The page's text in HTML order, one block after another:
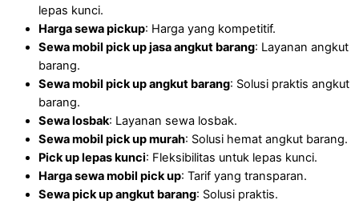
lepas kunci.
Harga sewa pickup: Harga yang kompetitif.
Sewa mobil pick up jasa angkut barang: Layanan angkut
barang.
Sewa mobil pick up angkut barang: Solusi praktis angkut
barang.
Sewa losbak: Layanan sewa losbak.
Sewa mobil pick up murah: Solusi hemat angkut barang.
Pick up lepas kunci: Fleksibilitas untuk lepas kunci.
Harga sewa mobil pick up: Tarif yang transparan.
Sewa pick up angkut barang: Solusi praktis.